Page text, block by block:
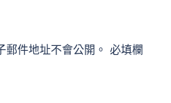
件地址不會公開。 必填欄